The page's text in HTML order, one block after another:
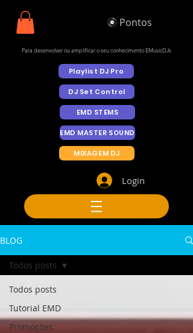
Pontos
Para desenvolver ou amplificar o seu conhecimento EMusicDJs
Playlist DJ Pro
DJ Set Control
EMD STEMS
EMD MASTER SOUND
MIXAGEM DJ
Login
BLOG
Todos posts
Tutorial EMD
Promoções
Todos posts